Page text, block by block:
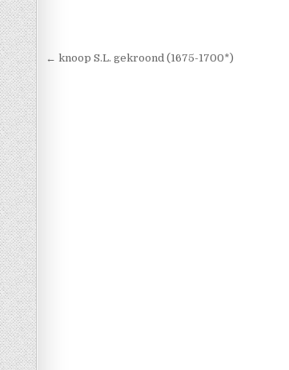
Berichtnavigatie
← knoop S.L. gekroond (1675-1700*)